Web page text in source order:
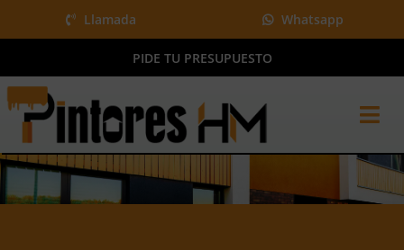
al
Llamada Whatsapp
PIDE TU PRESUPUESTO
Home
Pintura y más